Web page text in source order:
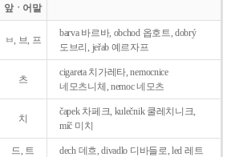
앞ㆍ어말
ㅂ, 브, 프
barva 바르바, obchod 옵호트, dobrý
도브리, jeřab 예르자프
츠
cigareta 치가레타, nemocnice
네모츠니체, nemoc 네모츠
치
čapek 차페크, kulečnik 쿨레치니크,
míč 미치
드, 트 dech 데흐, divadlo 디바들로, led 레트